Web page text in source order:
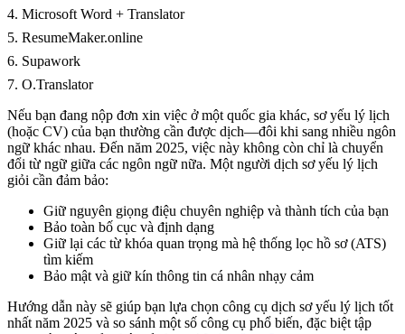
4. Microsoft Word + Translator
5. ResumeMaker.online
6. Supawork
7. O.Translator
Nếu bạn đang nộp đơn xin việc ở một quốc gia khác, sơ yếu lý lịch
(hoặc CV) của bạn thường cần được dịch—đôi khi sang nhiều ngôn
ngữ khác nhau. Đến năm 2025, việc này không còn chỉ là chuyển
đổi từ ngữ giữa các ngôn ngữ nữa. Một người dịch sơ yếu lý lịch
giỏi cần đảm bảo:
Giữ nguyên giọng điệu chuyên nghiệp và thành tích của bạn
Bảo toàn bố cục và định dạng
Giữ lại các từ khóa quan trọng mà hệ thống lọc hồ sơ (ATS)
tìm kiếm
Bảo mật và giữ kín thông tin cá nhân nhạy cảm
Hướng dẫn này sẽ giúp bạn lựa chọn công cụ dịch sơ yếu lý lịch tốt
nhất năm 2025 và so sánh một số công cụ phổ biến, đặc biệt tập